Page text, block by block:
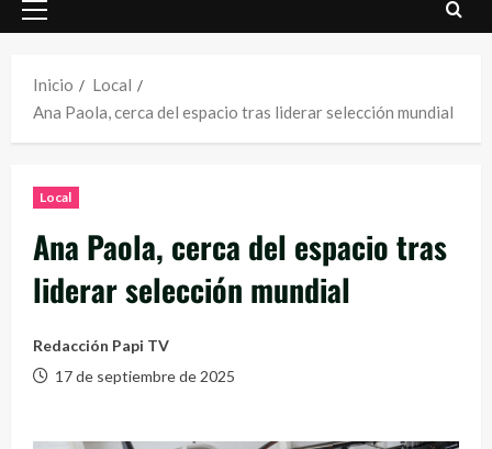
Menú
Inicio
Local
Ana Paola, cerca del espacio tras liderar selección mundial
Local
Ana Paola, cerca del espacio tras
liderar selección mundial
Redacción Papi TV
17 de septiembre de 2025